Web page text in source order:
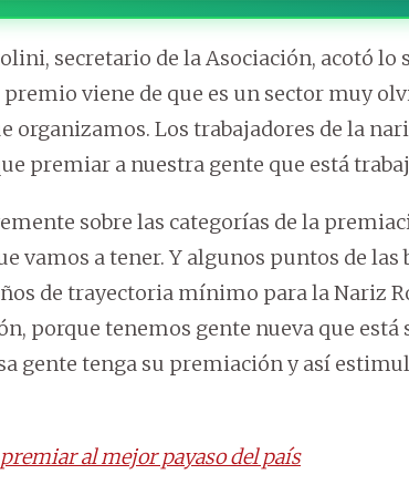
secretario de la Asociación, acotó lo
premio viene de que es un sector muy
organizamos. Los trabajadores de la
premiar a nuestra gente que está
sobre las categorías de la
vamos a tener. Y algunos puntos de las
de trayectoria mínimo para la Nariz
porque tenemos gente nueva que está
gente tenga su premiación y así
al mejor payaso del país